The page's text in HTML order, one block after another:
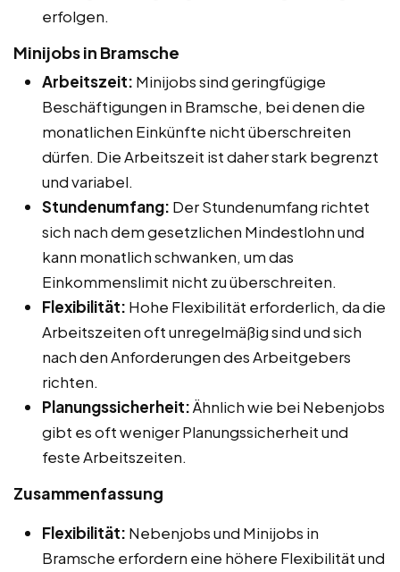
erfolgen.
Minijobs in Bramsche
Arbeitszeit: Minijobs sind geringfügige
Beschäftigungen in Bramsche, bei denen die
monatlichen Einkünfte nicht überschreiten
dürfen. Die Arbeitszeit ist daher stark begrenzt
und variabel.
Stundenumfang: Der Stundenumfang richtet
sich nach dem gesetzlichen Mindestlohn und
kann monatlich schwanken, um das
Einkommenslimit nicht zu überschreiten.
Flexibilität: Hohe Flexibilität erforderlich, da die
Arbeitszeiten oft unregelmäßig sind und sich
nach den Anforderungen des Arbeitgebers
richten.
Planungssicherheit:Ähnlich wie bei Nebenjobs
gibt es oft weniger Planungssicherheit und
feste Arbeitszeiten.
Zusammenfassung
Flexibilität: Nebenjobs und Minijobs in
Bramsche erfordern eine höhere Flexibilität und